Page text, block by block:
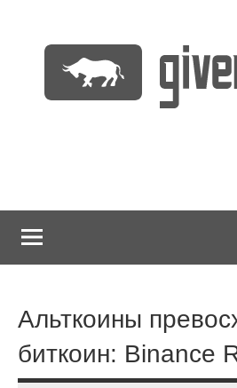
содержимому
Альткоины
биткоин: Binance